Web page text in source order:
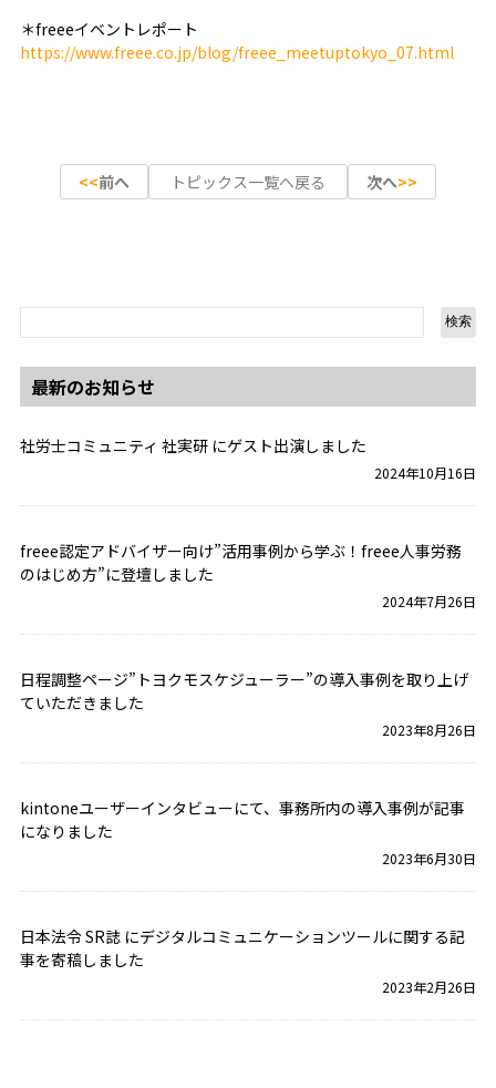
＊freeeイベントレポート
https://www.freee.co.jp/blog/freee_meetuptokyo_07.html
前へ トピックス一覧へ戻る 次へ
検索
最新のお知らせ
社労士コミュニティ 社実研 にゲスト出演しました
2024年10月16日
freee認定アドバイザー向け”活用事例から学ぶ！freee人事労務
のはじめ方”に登壇しました
2024年7月26日
日程調整ページ”トヨクモスケジューラー”の導入事例を取り上げ
ていただきました
2023年8月26日
kintoneユーザーインタビューにて、事務所内の導入事例が記事
になりました
2023年6月30日
日本法令 SR誌 にデジタルコミュニケーションツールに関する記
事を寄稿しました
2023年2月26日